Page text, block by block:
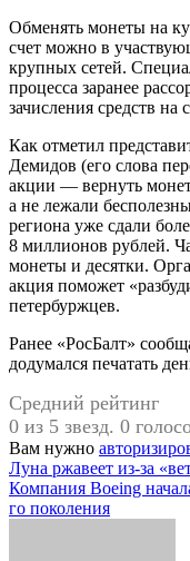
Обменять монеты на
счет можно в
крупных сетей.
процесса заранее
зачисления средств на
Как отметил
Демидов (его слова
акции — вернуть
а не лежали
региона уже сдали
8 миллионов рублей.
монеты и десятки.
акция поможет
петербуржцев.
Ранее «РосБалт»
додумался печатать
Средний рейтинг
0 из 5 звезд. 0
Вам нужно
Навигация
по
Луна ржавеет из-за
Компания Boeing
го поколения